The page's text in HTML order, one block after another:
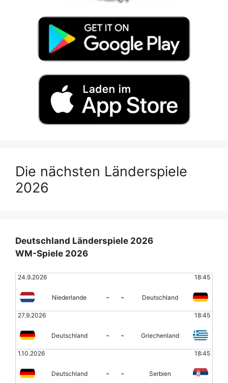
Die nächsten Länderspiele
2026
Deutschland Länderspiele 2026
WM-Spiele 2026
24.9.2026 18:45
Niederlande - - Deutschland
27.9.2026 18:45
Deutschland - - Griechenland
1.10.2026 18:45
Deutschland - - Serbien